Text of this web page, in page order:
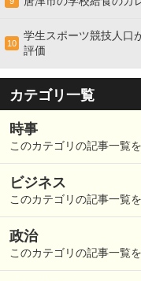
10
学生スポーツ競技人口
評価
カテゴリ一覧
時事
このカテゴリの記事一覧
ビジネス
このカテゴリの記事一覧
政治
このカテゴリの記事一覧